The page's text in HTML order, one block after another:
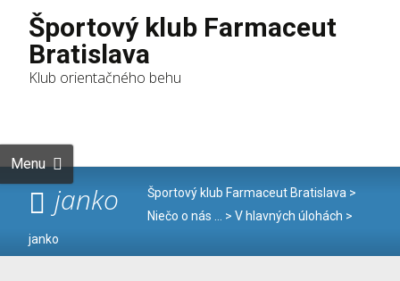
Športový klub Farmaceut
Bratislava
Klub orientačného behu
Menu
janko Športový klub Farmaceut Bratislava >
Niečo o nás …
> V hlavných úlohách >
janko